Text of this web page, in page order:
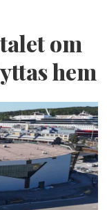
om
hem